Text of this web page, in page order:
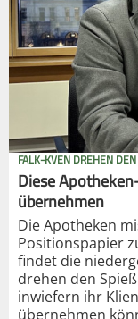
FALK-KVEN DREHEN DEN
Diese
übernehmen
Die Apotheken
Positionspapier
findet die
drehen den
inwiefern ihr
übernehmen